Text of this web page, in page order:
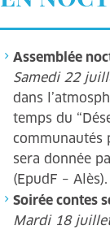
Assemblée
Samedi 22
dans
temps du
communautés
sera donnée
(EpudF – Alès).
Soirée contes
Mardi 18